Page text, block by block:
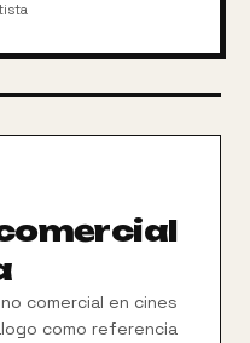
comercial en cines
como referencia